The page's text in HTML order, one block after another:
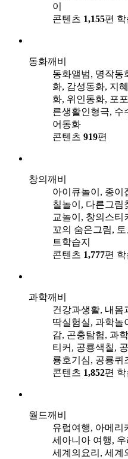
이
콘텐츠 1,155편 학
동화깨비
동화앨범, 명작동
화, 감성동화, 지
화, 위인동화, 포
른생활인형극, 수
어동화
콘텐츠 919편
창의깨비
아이큐놀이, 종이
칠놀이, 다른그림
교놀이, 창의스티
꼬의 숨은그림,
트학습지
콘텐츠 1,777편 학
과학깨비
건강과생활, 내몸
딱실험실, 과학놀
감, 곤충탐험, 과
티커, 공룡색칠,
룡호기심, 공룡퀴
콘텐츠 1,852편 학
월드깨비
유럽여행, 아메리
세아니아 여행,
세계의요리, 세계